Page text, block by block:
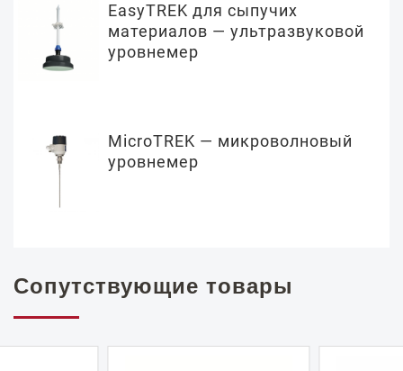
EasyTREK для сыпучих
материалов — ультразвуковой
уровнемер
MicroTREK — микроволновый
уровнемер
Сопутствующие товары